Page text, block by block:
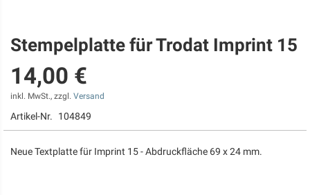
Zum
Anfang
der
Bildgalerie
springen
Stempelplatte für Trodat Imprint 15
14,00 €
inkl. MwSt., zzgl. Versand
Artikel-Nr. 104849
Neue Textplatte für Imprint 15 - Abdruckfläche 69 x 24 mm.